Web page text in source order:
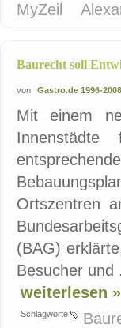
MyZeil
Baurecht soll
von Gastro.de 1996-2008
Mit einem
Ortszentren
(BAG)
Besucher und
weiterlesen »
Schlagworte